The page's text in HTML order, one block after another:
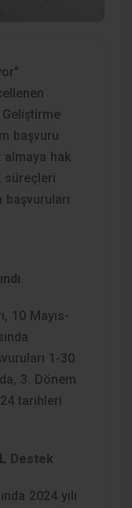
başvuru
almaya hak
süreçleri
başvuruları
10 Mayıs-
1-30
3. Dönem
tarihleri
Destek
2024 yılı